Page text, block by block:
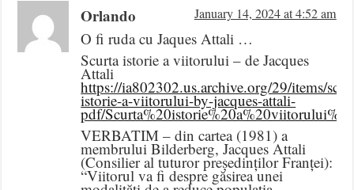
Orlando January 14, 2024 at 4:52 am
O fi ruda cu Jaques Attali …
Scurta istorie a viitorului – de Jacques
Attali
https://ia802302.us.archive.org/29/items/
istorie-a-viitorului-by-jacques-attali-
pdf/
VERBATIM – din cartea (1981) a
membrului Bilderberg, Jacques Attali
(Consilier al tuturor președinților Franței):
“Viitorul va fi despre găsirea unei